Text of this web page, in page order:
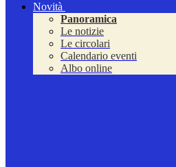
Novità
Panoramica
Le notizie
Le circolari
Calendario eventi
Albo online